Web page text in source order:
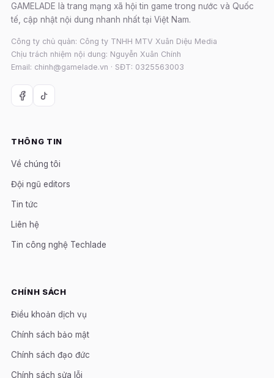
GAMELADE là trang mạng xã hội tin game trong nước và Quốc
tế, cập nhật nội dung nhanh nhất tại Việt Nam.
Công ty chủ quản: Công ty TNHH MTV Xuân Diệu Media
Chịu trách nhiệm nội dung: Nguyễn Xuân Chính
Email: chinh@gamelade.vn · SĐT: 0325563003
THÔNG TIN
Về chúng tôi
Đội ngũ editors
Tin tức
Liên hệ
Tin công nghệ Techlade
CHÍNH SÁCH
Điều khoản dịch vụ
Chính sách bảo mật
Chính sách đạo đức
Chính sách sửa lỗi